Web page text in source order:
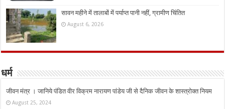
सावन महीने में तालाबों में पर्याप्त पानी नहीं, ग्रामीण चिंतित
August 6, 2026
धर्म
जीवन मंत्र । जानिये पंडित वीर विक्रम नारायण पांडेय जी से दैनिक जीवन के शास्त्रोक्त नियम
August 25, 2024